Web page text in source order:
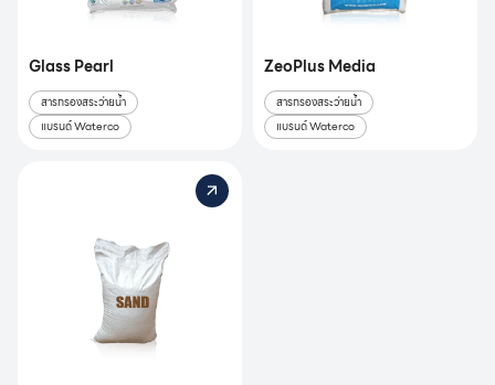
Glass Pearl
สารกรองสระว่ายน้ำ
แบรนด์ Waterco
ZeoPlus Media
สารกรองสระว่ายน้ำ
แบรนด์ Waterco